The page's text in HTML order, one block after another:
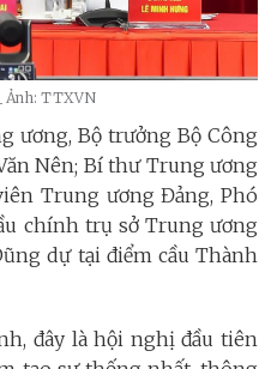
Ảnh: TTXVN
ương, Bộ trưởng Bộ Công
Nên; Bí thư Trung ương
Trung ương Đảng, Phó
chính trụ sở Trung ương
dự tại điểm cầu Thành
đây là hội nghị đầu tiên